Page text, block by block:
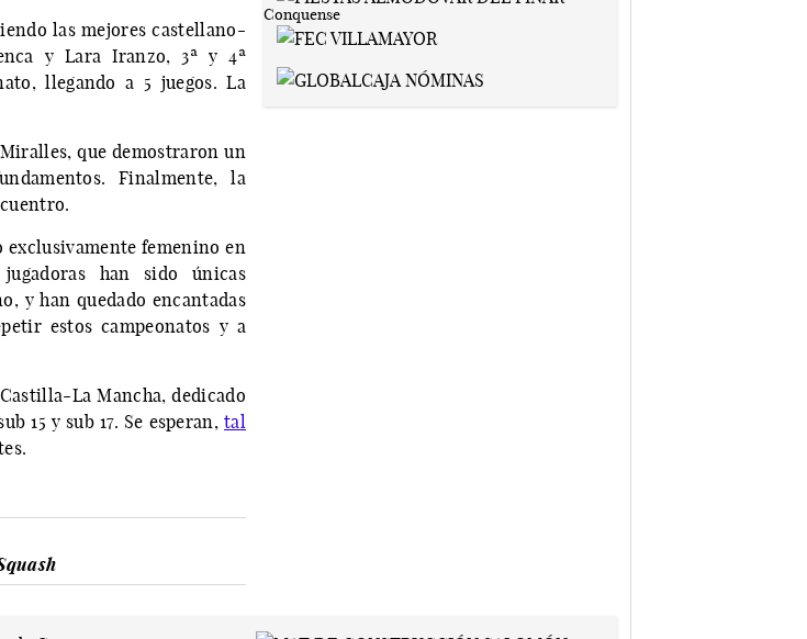
las mejores castellano-
y Lara Iranzo, 3ª y 4ª
llegando a 5 juegos. La
que demostraron un
Finalmente, la
femenino en
han sido únicas
y han quedado encantadas
estos campeonatos y a
La Mancha, dedicado
15 y sub 17. Se esperan,tal